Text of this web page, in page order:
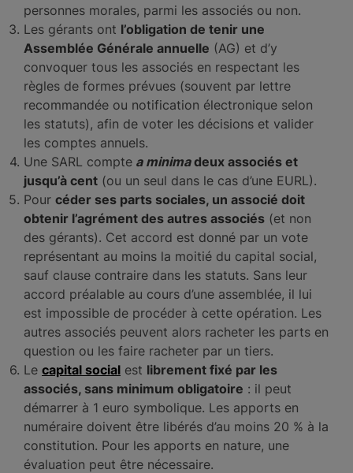
personnes morales, parmi les associés ou non.
Les gérants ont l’obligation de tenir une
Assemblée Générale annuelle (AG) et d’y
convoquer tous les associés en respectant les
règles de formes prévues (souvent par lettre
recommandée ou notification électronique selon
les statuts), afin de voter les décisions et valider
les comptes annuels.
Une SARL compte a minimadeux associés et
jusqu’à cent (ou un seul dans le cas d’une EURL).
Pour céder ses parts sociales, un associé doit
obtenir l’agrément des autres associés (et non
des gérants). Cet accord est donné par un vote
représentant au moins la moitié du capital social,
sauf clause contraire dans les statuts. Sans leur
accord préalable au cours d’une assemblée, il lui
est impossible de procéder à cette opération. Les
autres associés peuvent alors racheter les parts en
question ou les faire racheter par un tiers.
Le capital social est librement fixé par les
associés, sans minimum obligatoire : il peut
démarrer à 1 euro symbolique. Les apports en
numéraire doivent être libérés d’au moins 20 % à la
constitution. Pour les apports en nature, une
évaluation peut être nécessaire.